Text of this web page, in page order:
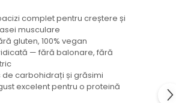
complet pentru creștere și
musculare
gluten, 100% vegan
— fără balonare, fără
de carbohidrați și grăsimi
excelent pentru o proteină